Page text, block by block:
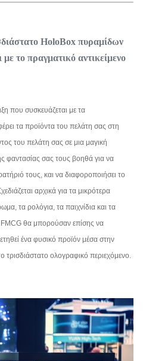
HoloBox πυραμίδων
το πραγματικό αντικείμενο
που συσκευάζεται με τα
τα προϊόντα του πελάτη σας στη
του πελάτη σας σε μια μαγική
φαντασίας σας τους βοηθά για να
τους, και να διαφοροποιήσει το
αρχικά για τα μικρότερα
τα ρολόγια, τα παιχνίδια και τα
FMCG θα μπορούσαν επίσης να
ένα φυσικό προϊόν μέσα στην
ολογραφικό περιεχόμενο.